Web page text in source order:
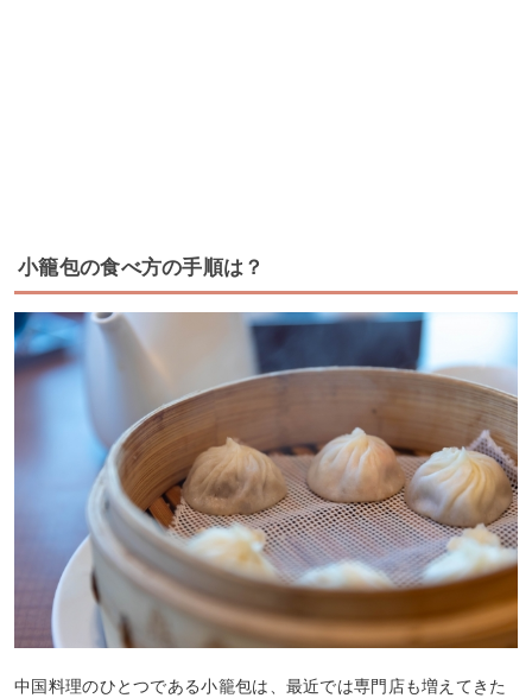
小籠包の食べ方の手順は？
中国料理のひとつである小籠包は、最近では専門店も増えてきた